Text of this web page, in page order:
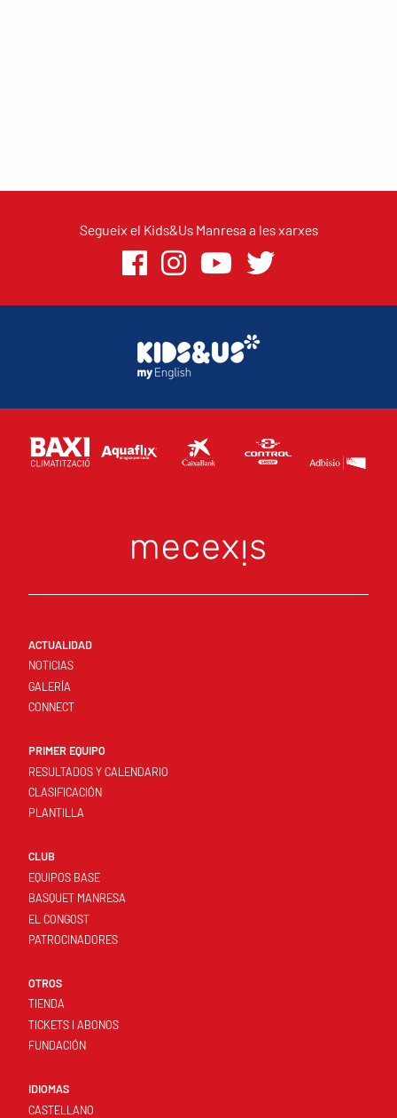
Segueix el Kids&Us Manresa a les xarxes
ACTUALIDAD
NOTICIAS
GALERÍA
CONNECT
PRIMER EQUIPO
RESULTADOS Y CALENDARIO
CLASIFICACIÓN
PLANTILLA
CLUB
EQUIPOS BASE
BASQUET MANRESA
EL CONGOST
PATROCINADORES
OTROS
TIENDA
TICKETS I ABONOS
FUNDACIÓN
IDIOMAS
CASTELLANO